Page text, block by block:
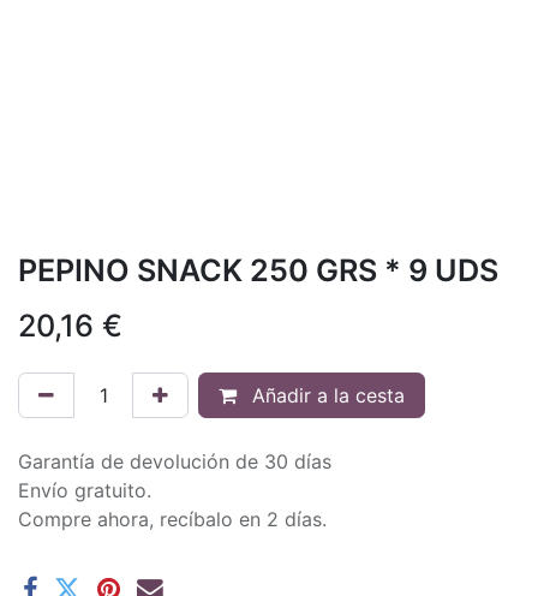
PEPINO SNACK 250 GRS * 9 UDS
20,16 €
Añadir a la cesta
Garantía de devolución de 30 días
Envío gratuito.
Compre ahora, recíbalo en 2 días.